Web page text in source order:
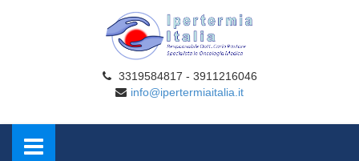
3319584817 - 3911216046
info@ipertermiaitalia.it